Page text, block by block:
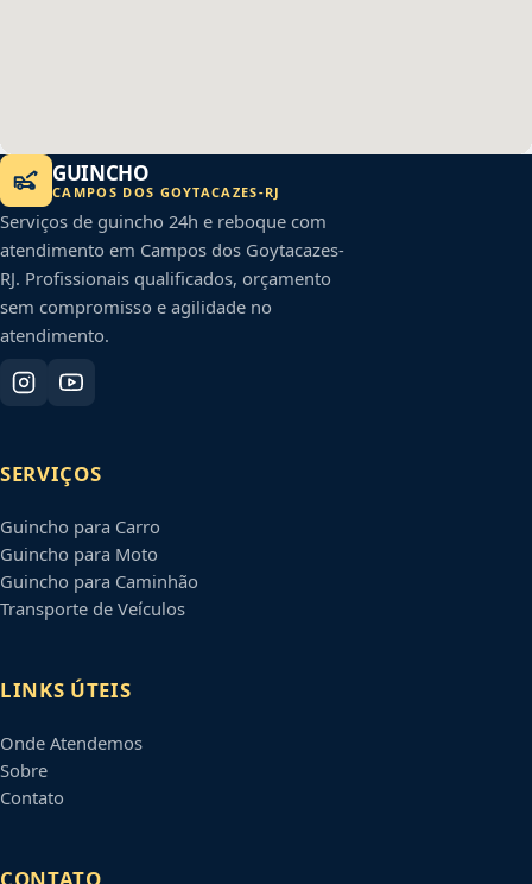
GUINCHO
CAMPOS DOS GOYTACAZES-RJ
Serviços de guincho 24h e reboque com
atendimento em Campos dos Goytacazes-
RJ. Profissionais qualificados, orçamento
sem compromisso e agilidade no
atendimento.
SERVIÇOS
Guincho para Carro
Guincho para Moto
Guincho para Caminhão
Transporte de Veículos
LINKS ÚTEIS
Onde Atendemos
Sobre
Contato
CONTATO